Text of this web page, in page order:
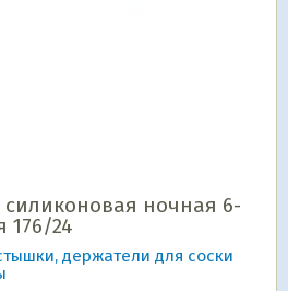
силиконовая ночная 6-
176/24
держатели для соски